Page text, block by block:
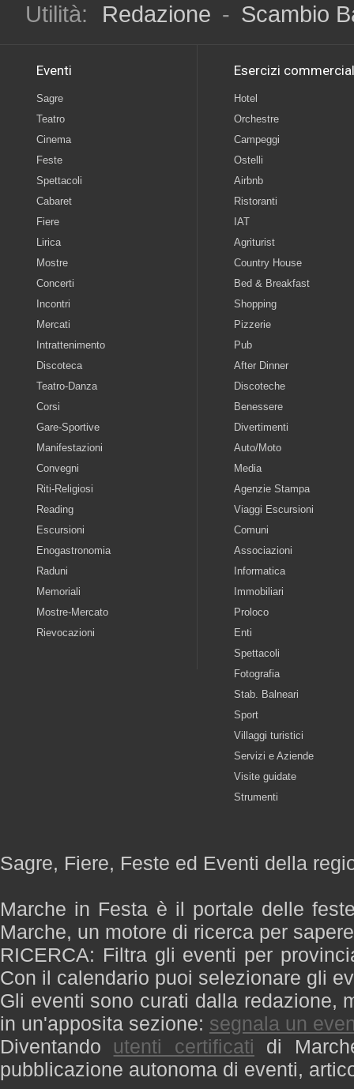
Utilità:
Redazione - Scambio
Eventi
Sagre
Teatro
Cinema
Feste
Spettacoli
Cabaret
Fiere
Lirica
Mostre
Concerti
Incontri
Mercati
Intrattenimento
Discoteca
Teatro-Danza
Corsi
Gare-Sportive
Manifestazioni
Convegni
Riti-Religiosi
Reading
Escursioni
Enogastronomia
Raduni
Memoriali
Mostre-Mercato
Rievocazioni
Esercizi
Hotel
Orchestre
Campeggi
Ostelli
Airbnb
Ristoranti
IAT
Agriturist
Country House
Bed & Breakfast
Shopping
Pizzerie
Pub
After Dinner
Discoteche
Benessere
Divertimenti
Auto/Moto
Media
Agenzie Stampa
Viaggi Escursioni
Comuni
Associazioni
Informatica
Immobiliari
Proloco
Enti
Spettacoli
Fotografia
Stab. Balneari
Sport
Villaggi turistici
Servizi e Aziende
Visite guidate
Strumenti
Sagre, Fiere, Feste ed Eventi della
Marche in Festa è il portale delle
Marche, un motore di ricerca per
RICERCA: Filtra gli eventi per
Con il calendario puoi selezionare gli
Gli eventi sono curati dalla redazione,
in un'apposita sezione: segnala un
Diventando utenti certificati di
pubblicazione autonoma di eventi,